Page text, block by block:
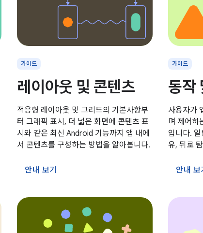
가이드
레이아웃 및 콘텐츠
적응형 레이아웃 및 그리드의 기본사항부
터 그래픽 표시, 더 넓은 화면에 콘텐츠 표
시와 같은 최신 Android 기능까지 앱 내에
서 콘텐츠를 구성하는 방법을 알아봅니다.
안내 보기
가이드
동작
사용자가
며 제어하
입니다.
유, 뒤로
안내 보